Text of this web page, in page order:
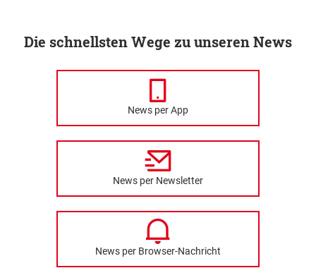
Die schnellsten Wege zu unseren News
News per App
News per Newsletter
News per Browser-Nachricht